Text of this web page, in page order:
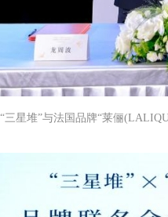
“三星堆”与法国品牌“莱俪